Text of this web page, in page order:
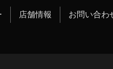
店舗情報 お問い合わ